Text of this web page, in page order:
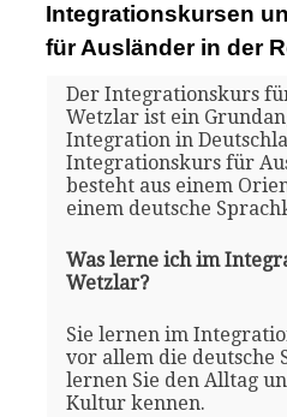
Integrationskursen
für Ausländer in der
Der Integrationskurs
Wetzlar ist ein
Integration in
Integrationskurs für
besteht aus einem
einem deutsche
Was lerne ich im
Wetzlar?
Sie lernen im
vor allem die deutsche
lernen Sie den Alltag
Kultur kennen.